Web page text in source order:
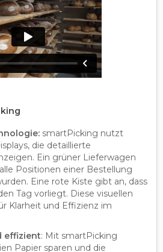
smartPicking nutzt
die detaillierte
Ein grüner Lieferwagen
Positionen einer Bestellung
Eine rote Kiste gibt an, dass
Tag vorliegt. Diese visuellen
Klarheit und Effizienz im
effizient: Mit smartPicking
Papier sparen und die